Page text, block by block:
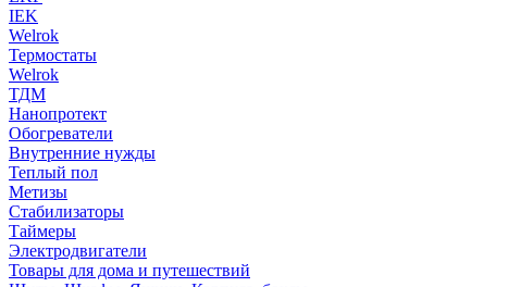
IEK
Welrok
Термостаты
Welrok
ТДМ
Нанопротект
Обогреватели
Внутренние нужды
Теплый пол
Метизы
Стабилизаторы
Таймеры
Электродвигатели
Товары для дома и путешествий